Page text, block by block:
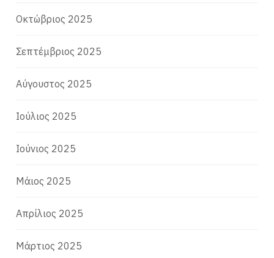
Οκτώβριος 2025
Σεπτέμβριος 2025
Αύγουστος 2025
Ιούλιος 2025
Ιούνιος 2025
Μάιος 2025
Απρίλιος 2025
Μάρτιος 2025